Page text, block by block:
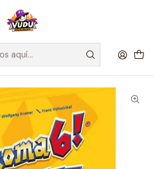
Envío GRATIS a Regiones sobre
Mesa Editorial Fractal
30 Aniversario - Español